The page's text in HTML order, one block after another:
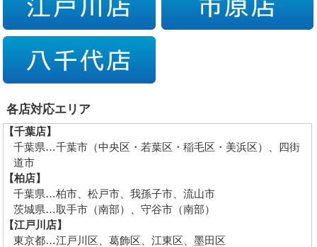
各店対応エリア
【千葉店】
千葉県…千葉市（中央区・若葉区・稲毛区・美浜区）、四街
道市
【柏店】
千葉県…柏市、松戸市、我孫子市、流山市
茨城県…取手市（南部）、守谷市（南部）
【江戸川店】
東京都…江戸川区、葛飾区、江東区、墨田区